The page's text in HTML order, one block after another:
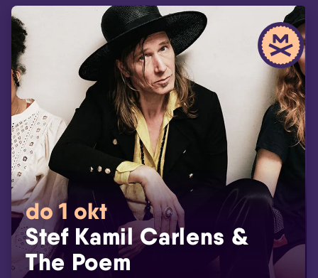
do 1 okt
Stef Kamil Carlens &
The Poem